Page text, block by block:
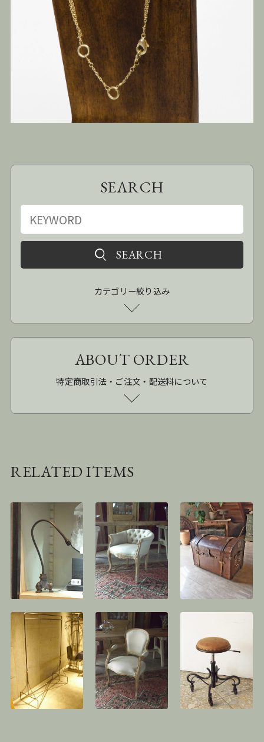
SEARCH
カテゴリー絞り込み
ABOUT ORDER
特定商取引法・ご注文・配送料について
RELATED ITEMS